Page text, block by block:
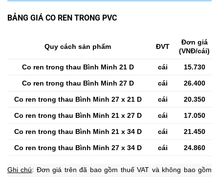
BẢNG GIÁ CO REN TRONG PVC
Quy cách sản phẩm ĐVT
Đơn giá
(VNĐ/cái)
Co ren trong thau Bình Minh 21 D cái 15.730
Co ren trong thau Bình Minh 27 D cái 26.400
Co ren trong thau Bình Minh 27 x 21 D cái 20.350
Co ren trong thau Bình Minh 21 x 27 D cái 17.050
Co ren trong thau Bình Minh 21 x 34 D cái 21.450
Co ren trong thau Bình Minh 27 x 34 D cái 24.860
Ghi chú: Đơn giá trên đã bao gồm thuế VAT và không bao gồm